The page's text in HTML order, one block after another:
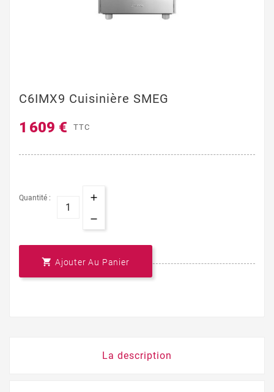
C6IMX9 Cuisinière SMEG
1 609 € TTC
Quantité :
 Ajouter Au Panier
La description